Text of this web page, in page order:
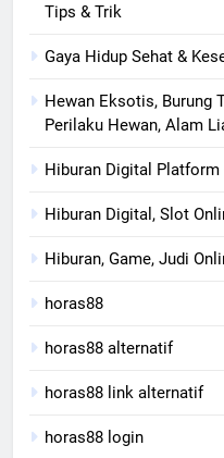
Tips & Trik
Gaya Hidup Sehat &
Hewan Eksotis, Burung
Perilaku Hewan, Alam
Hiburan Digital
Hiburan Digital, Slot
Hiburan, Game, Judi
horas88
horas88 alternatif
horas88 link alternatif
horas88 login